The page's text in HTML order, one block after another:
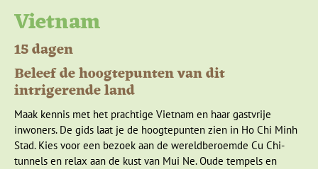
Vietnam
15 dagen
Beleef de hoogtepunten van dit
intrigerende land
Maak kennis met het prachtige Vietnam en haar gastvrije
inwoners. De gids laat je de hoogtepunten zien in Ho Chi Minh
Stad. Kies voor een bezoek aan de wereldberoemde Cu Chi-
tunnels en relax aan de kust van Mui Ne. Oude tempels en